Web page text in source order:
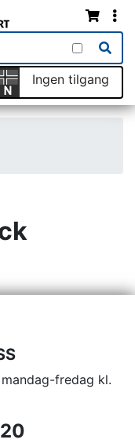
Ingen tilgang
fredag kl.